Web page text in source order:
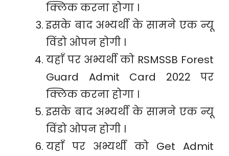
क्लिक करना होगा ।
इसके बाद अभ्यर्थी के सामने एक न्यू
विंडो ओपन होगी ।
यहाँ पर अभ्यर्थी को RSMSSB Forest
Guard Admit Card 2022 पर
क्लिक करना होगा ।
इसके बाद अभ्यर्थी के सामने एक न्यू
विंडो ओपन होगी ।
यहाँ पर अभ्यर्थी को Get Admit